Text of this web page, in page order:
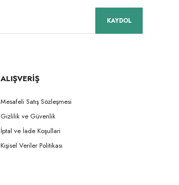
KAYDOL
ALIŞVERİŞ
Mesafeli Satış Sözleşmesi
Gizlilik ve Güvenlik
İptal ve İade Koşullari
Kişisel Veriler Politikası